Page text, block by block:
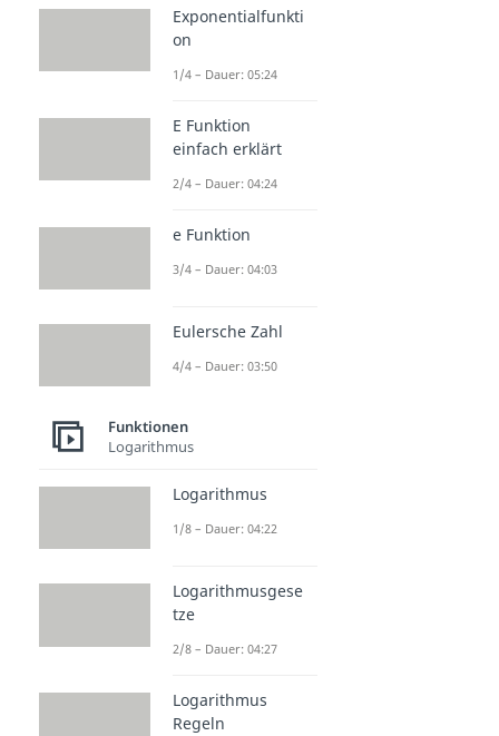
Exponentialfunkti
on
1/4 – Dauer: 05:24
E Funktion
einfach erklärt
2/4 – Dauer: 04:24
e Funktion
3/4 – Dauer: 04:03
Eulersche Zahl
4/4 – Dauer: 03:50
Funktionen
Logarithmus
Logarithmus
1/8 – Dauer: 04:22
Logarithmusgese
tze
2/8 – Dauer: 04:27
Logarithmus
Regeln